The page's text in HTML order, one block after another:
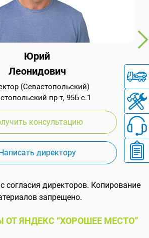
Юрий
Леонидович
(Севастопольский)
пр-т, 95Б с.1
консультацию
директору
согласия директоров. Копирование
запрещено.
ЯНДЕКС “ХОРОШЕЕ МЕСТО”